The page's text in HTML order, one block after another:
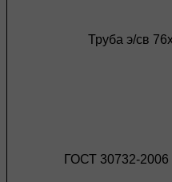
Труба э/св
ГОСТ 30732-